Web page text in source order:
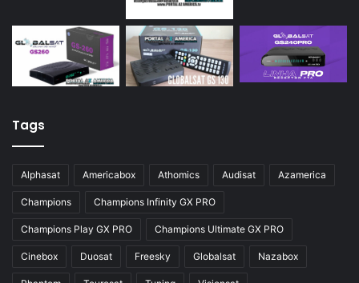
Tags
Alphasat Americabox Athomics Audisat Azamerica
Champions Champions Infinity GX PRO
Champions Play GX PRO Champions Ultimate GX PRO
Cinebox Duosat Freesky Globalsat Nazabox